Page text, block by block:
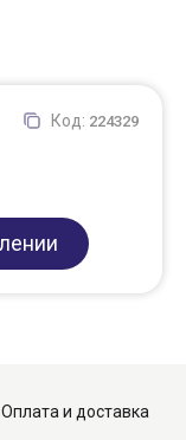
Код: 224329
Оплата и доставка